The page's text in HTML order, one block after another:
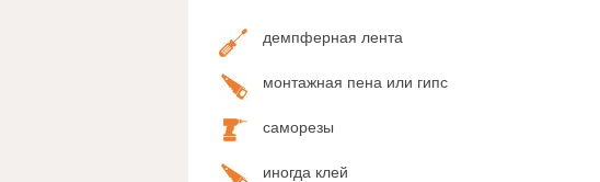
демпферная лента
монтажная пена или гипс
саморезы
иногда клей